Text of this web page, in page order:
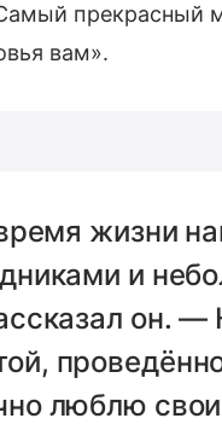
прекрасный
вам».
жизни
и
он.
люблю